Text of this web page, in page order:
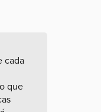
cada
que